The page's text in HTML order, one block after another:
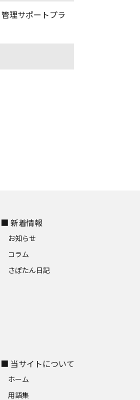
管理サポートプラ
■ 新着情報
お知らせ
コラム
さぽたん日記
■ 当サイトについて
ホーム
用語集